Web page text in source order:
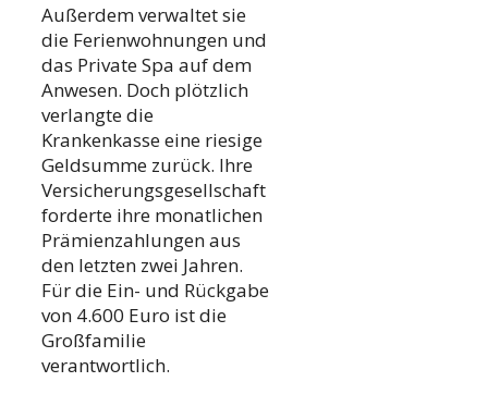
Außerdem verwaltet sie
die Ferienwohnungen und
das Private Spa auf dem
Anwesen. Doch plötzlich
verlangte die
Krankenkasse eine riesige
Geldsumme zurück. Ihre
Versicherungsgesellschaft
forderte ihre monatlichen
Prämienzahlungen aus
den letzten zwei Jahren.
Für die Ein- und Rückgabe
von 4.600 Euro ist die
Großfamilie
verantwortlich.